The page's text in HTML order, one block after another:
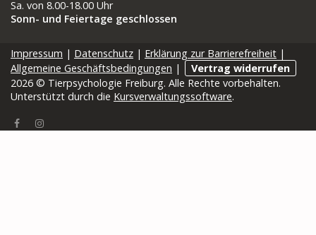
Sa. von 8.00-18.00 Uhr
Sonn- und Feiertage geschlossen
Impressum | Datenschutz | Erklärung zur Barrierefreiheit |
Allgemeine Geschäftsbedingungen |
Vertrag widerrufen
2026 © Tierpsychologie Freiburg. Alle Rechte vorbehalten.
Unterstützt durch die Kursverwaltungssoftware.